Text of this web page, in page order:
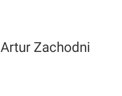
Artur Zachodni